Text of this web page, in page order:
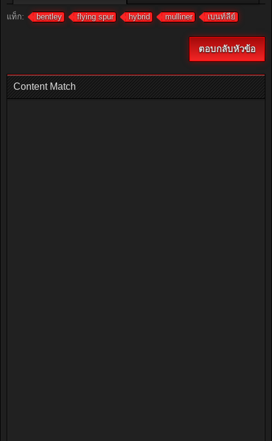
แท็ก: bentley flying spur hybrid mulliner เบนท์ลีย์
ตอบกลับหัวข้อ
Content Match